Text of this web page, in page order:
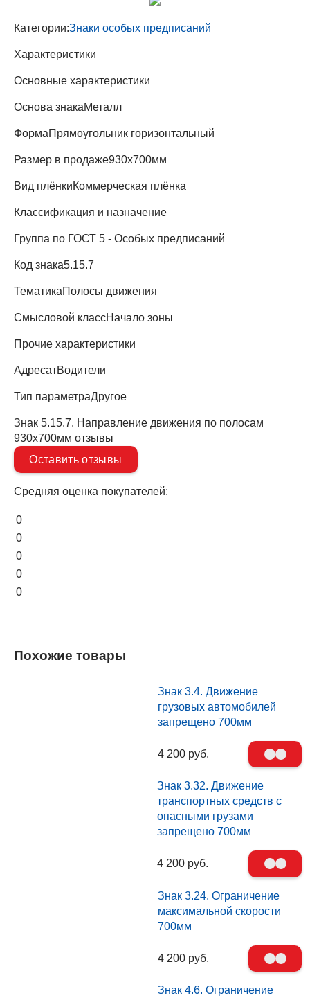
Категории:Знаки особых предписаний
Характеристики
Основные характеристики
Основа знакаМеталл
ФормаПрямоугольник горизонтальный
Размер в продаже930х700мм
Вид плёнкиКоммерческая плёнка
Классификация и назначение
Группа по ГОСТ 5 - Особых предписаний
Код знака5.15.7
ТематикаПолосы движения
Смысловой классНачало зоны
Прочие характеристики
АдресатВодители
Тип параметраДругое
Знак 5.15.7. Направление движения по полосам
930х700мм отзывы
Оставить отзывы
Средняя оценка покупателей:
0
0
0
0
0
Похожие товары
Знак 3.4. Движение
грузовых автомобилей
запрещено 700мм
4 200 руб.
Знак 3.32. Движение
транспортных средств с
опасными грузами
запрещено 700мм
4 200 руб.
Знак 3.24. Ограничение
максимальной скорости
700мм
4 200 руб.
Знак 4.6. Ограничение